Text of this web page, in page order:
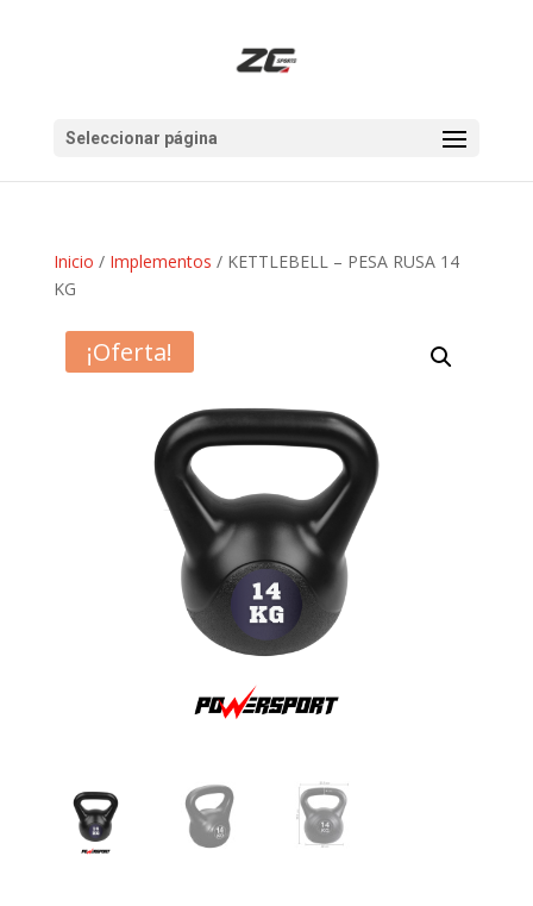
Seleccionar página
Inicio / Implementos / KETTLEBELL – PESA RUSA 14
KG
¡Oferta!